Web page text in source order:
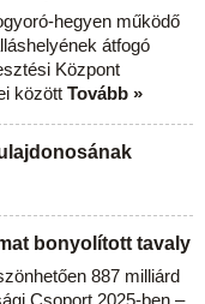
hegyen működő
átfogó
Központ
között Tovább »
bonyolított tavaly
887 milliárd
Csoport 2025-ben –